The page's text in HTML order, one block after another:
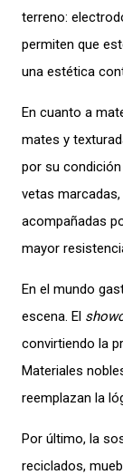
terreno:
permiten que
una estética
En cuanto a
mates y
por su
vetas
acompañadas
mayor
En el mundo
escena. El
convirtiendo la
Materiales
reemplazan la
Por último, la
reciclados,